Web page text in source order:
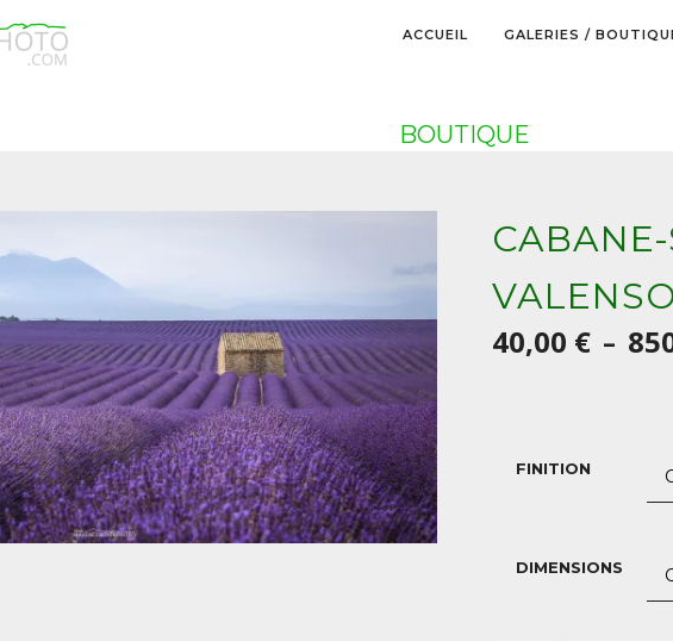
ACCUEIL GALERIES /
BOUTIQUE
40,00 € –
FINITION
DIMENSIONS